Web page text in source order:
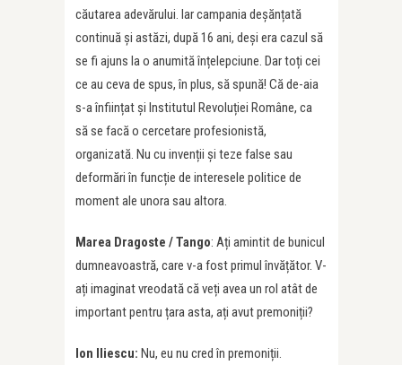
căutarea adevărului. Iar campania deșănțată
continuă și astăzi, după 16 ani, deși era cazul să
se fi ajuns la o anumită înțelepciune. Dar toți cei
ce au ceva de spus, în plus, să spună! Că de-aia
s-a înființat și Institutul Revoluției Române, ca
să se facă o cercetare profesionistă,
organizată. Nu cu invenții și teze false sau
deformări în funcție de interesele politice de
moment ale unora sau altora.
Marea Dragoste / Tango: Ați amintit de bunicul
dumneavoastră, care v-a fost primul învățător. V-
ați imaginat vreodată că veți avea un rol atât de
important pentru țara asta, ați avut premoniții?
Ion Iliescu: Nu, eu nu cred în premoniții.